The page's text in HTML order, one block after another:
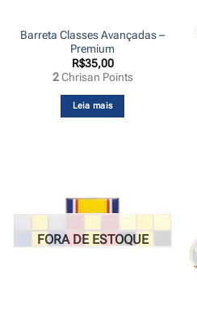
Barreta Classes Avançadas –
Premium
R$35,00
2Chrisan Points
Leia mais
FORA DE ESTOQUE